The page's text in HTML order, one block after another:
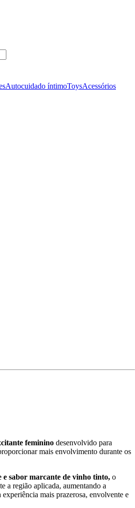
Autocuidado íntimoToysAcessórios
feminino desenvolvido para
mais envolvimento durante os
e sabor marcante de vinho tinto, o
a região aplicada, aumentando a
mais prazerosa, envolvente e